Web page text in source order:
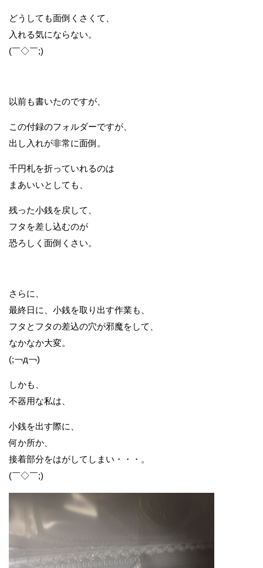
どうしても面倒くさくて、
入れる気にならない。
(￣◇￣;)
以前も書いたのですが、
この付録のフォルダーですが、
出し入れが非常に面倒。
千円札を折っていれるのは
まあいいとしても、
残った小銭を戻して、
フタを差し込むのが
恐ろしく面倒くさい。
さらに、
最終日に、小銭を取り出す作業も、
フタとフタの差込の穴が邪魔をして、
なかなか大変。
(;￢д￢)
しかも、
不器用な私は、
小銭を出す際に、
何か所か、
接着部分をはがしてしまい・・・。
(￣◇￣;)